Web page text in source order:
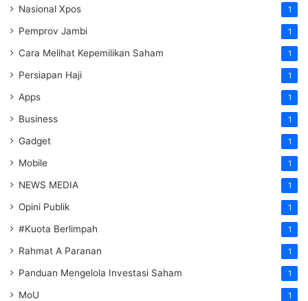
Nasional Xpos 1
Pemprov Jambi 1
Cara Melihat Kepemilikan Saham 1
Persiapan Haji 1
Apps 1
Business 1
Gadget 1
Mobile 1
NEWS MEDIA 1
Opini Publik 1
#Kuota Berlimpah 1
Rahmat A Paranan 1
Panduan Mengelola Investasi Saham 1
MoU 1